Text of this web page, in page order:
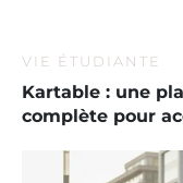
VIE ÉTUDIANTE
Kartable : une
complète pour